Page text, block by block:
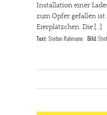
Installation einer
zum Opfer gefallen
Eierplätzchen. Die […]
Text: Stefan Rahmann Bild: